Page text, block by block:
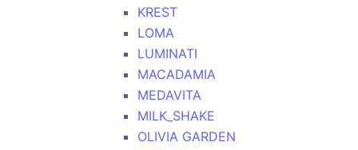
KREST
LOMA
LUMINATI
MACADAMIA
MEDAVITA
MILK_SHAKE
OLIVIA GARDEN